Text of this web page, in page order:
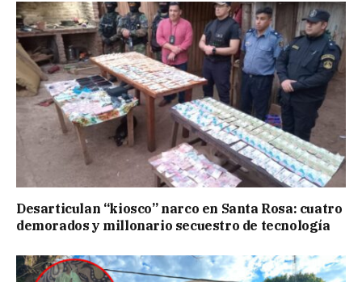
Desarticulan “kiosco” narco en Santa Rosa: cuatro
demorados y millonario secuestro de tecnología